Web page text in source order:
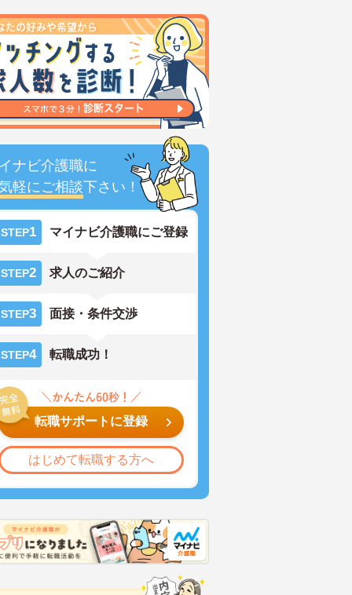
ナビ介護職に
軽にご相談下さい！
STEP1 マイナビ介護職にご登録
STEP2 求人のご紹介
STEP3 面接・条件交渉
STEP4 転職成功！
転職サポートに登録
はじめて転職する方へ